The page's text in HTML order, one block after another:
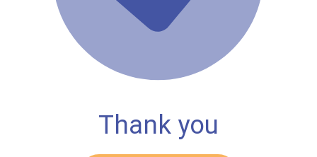
Thank you